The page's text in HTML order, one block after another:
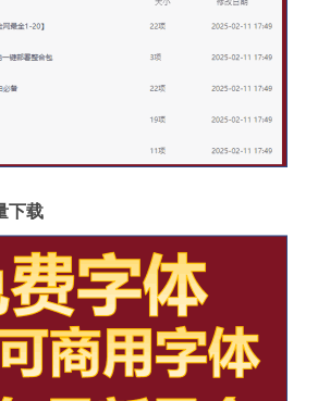
下载